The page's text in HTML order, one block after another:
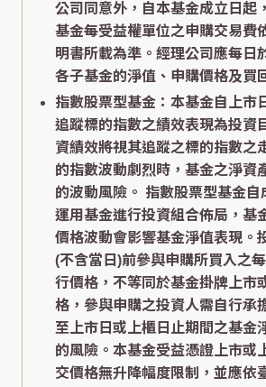
公司同意外，自本基金成立日起
基金每受益權單位之申購交易費
明書所載為準。經理公司應每日
各子基金的淨值、申購價格及買
指數股票型基金：本基金自上市
追蹤標的指數之績效表現為投資
資績效將視其追蹤之標的指數之
的指數波動劇烈時，基金之淨資
的波動風險。 指數股票型基金自
運用基金進行投資組合佈局，基
價格波動會影響基金淨值表現。
(不含當日)前參與申購所買入之
行價格，不等同於基金掛牌上市
格，參與申購之投資人需自行承
至上市日或上櫃日止期間之基金
的風險。本基金受益憑證上市或
交價格無升降幅度限制，並應依